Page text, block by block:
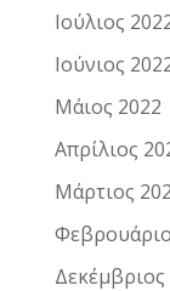
Ιούλιος
Ιούνιος
Μάιος 2022
Απρίλιος
Μάρτιος
Δεκέμβριος